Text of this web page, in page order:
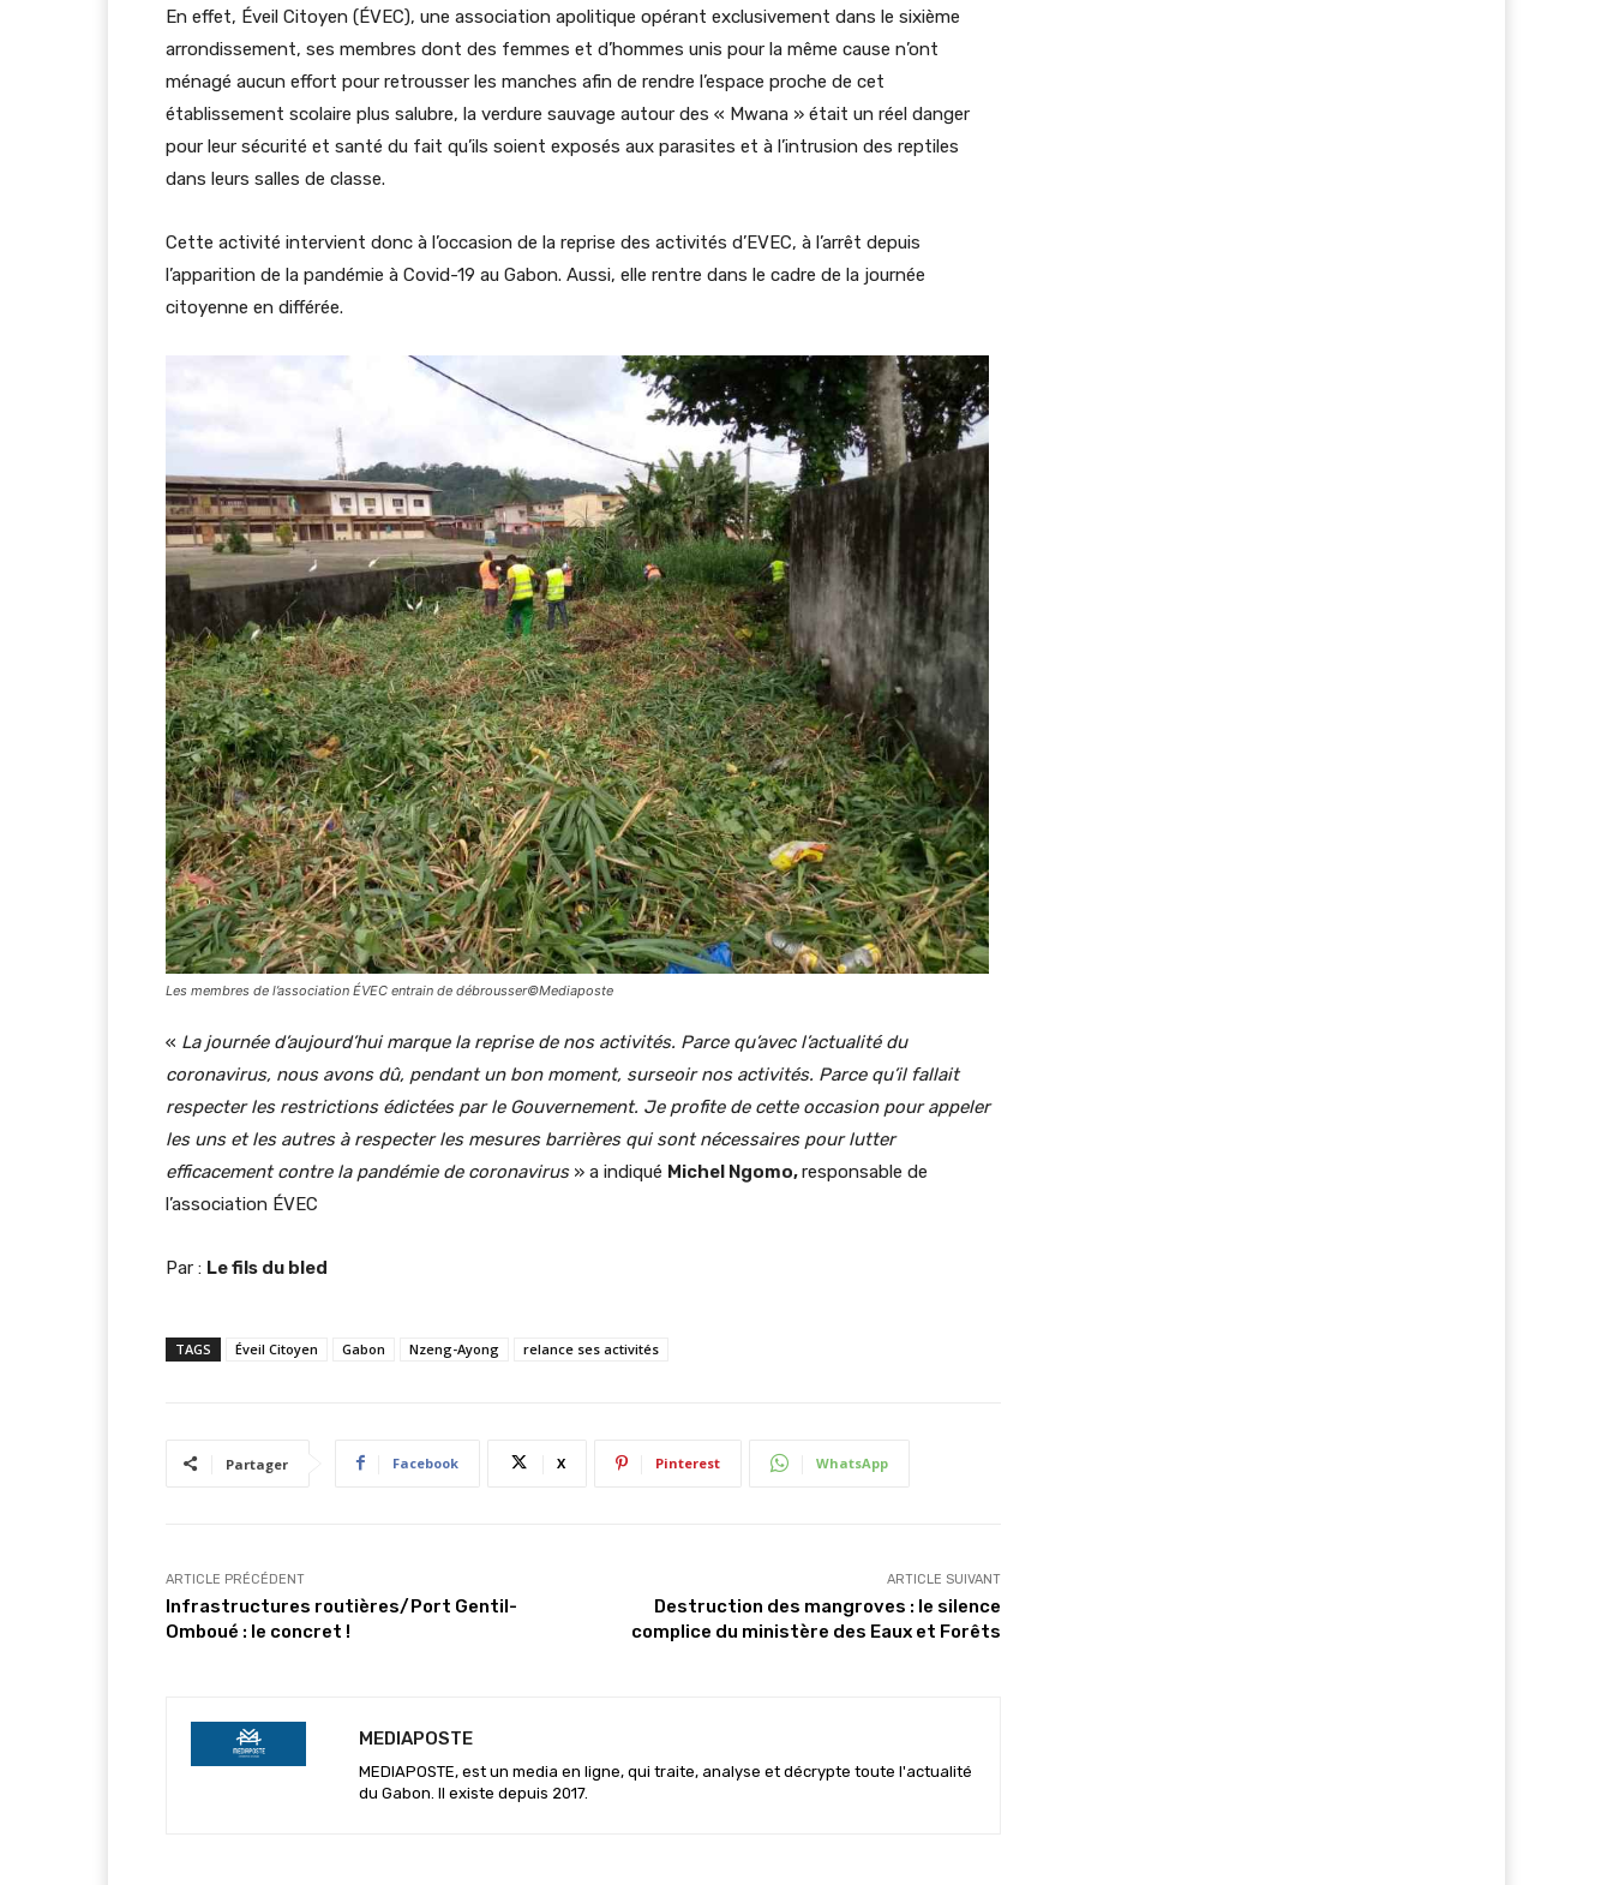
En effet, Éveil Citoyen (ÉVEC), une association apolitique opérant exclusivement dans le sixième
arrondissement, ses membres dont des femmes et d’hommes unis pour la même cause n’ont
ménagé aucun effort pour retrousser les manches afin de rendre l’espace proche de cet
établissement scolaire plus salubre, la verdure sauvage autour des « Mwana » était un réel danger
pour leur sécurité et santé du fait qu’ils soient exposés aux parasites et à l’intrusion des reptiles
dans leurs salles de classe.
Cette activité intervient donc à l’occasion de la reprise des activités d’EVEC, à l’arrêt depuis
l’apparition de la pandémie à Covid-19 au Gabon. Aussi, elle rentre dans le cadre de la journée
citoyenne en différée.
Les membres de l’association ÉVEC entrain de débrousser©Mediaposte
« La journée d’aujourd’hui marque la reprise de nos activités. Parce qu’avec l’actualité du
coronavirus, nous avons dû, pendant un bon moment, surseoir nos activités. Parce qu’il fallait
respecter les restrictions édictées par le Gouvernement. Je profite de cette occasion pour appeler
les uns et les autres à respecter les mesures barrières qui sont nécessaires pour lutter
efficacement contre la pandémie de coronavirus» a indiqué Michel Ngomo,responsable de
l’association ÉVEC
Par : Le fils du bled
TAGS Éveil Citoyen Gabon Nzeng-Ayong relance ses activités
Partager Facebook X Pinterest WhatsApp
ARTICLE PRÉCÉDENT
Infrastructures routières/Port Gentil-
Omboué : le concret !
ARTICLE SUIVANT
Destruction des mangroves : le silence
complice du ministère des Eaux et Forêts
MEDIAPOSTE
MEDIAPOSTE, est un media en ligne, qui traite, analyse et décrypte toute l'actualité
du Gabon. Il existe depuis 2017.